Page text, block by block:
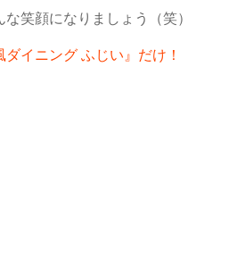
笑顔になりましょう（笑）
イニング ふじい』だけ！